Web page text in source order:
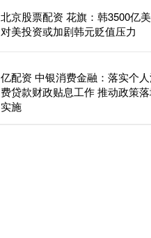
北京股票配资 花旗：韩3500亿
对美投资或加剧韩元贬值压力
亿配资 中银消费金融：落实个
费贷款财政贴息工作 推动政策
实施